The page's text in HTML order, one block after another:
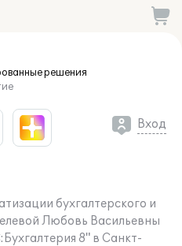
решения
Вход
бухгалтерского и
Любовь Васильевны
8" в Санкт-